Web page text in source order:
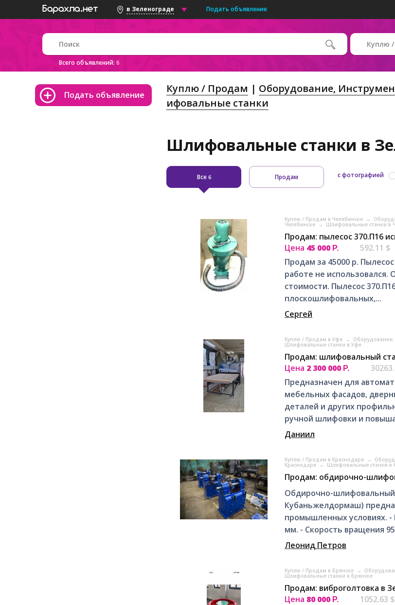
в Зеленограде Подать объявление
Всего объявлений: 6
Куплю
Подать объявление Куплю / Продам Оборудование,
ифовальные станки
Шлифовальные станки в
Все 6 Продам с фотографией
Куплю / Продам в Челябинске →
Челябинске → Шлифовальные станки в
Продам: пылесос 370.П16
Цена 45 000 Р. 592.11 $
Продам за 45000 р.
работе не использовался.
стоимости. Пылесос
плоскошлифовальных,...
Сергей
Куплю / Продам в Уфе →
Шлифовальные станки в Уфе
Продам: шлифовальный
Цена 2 300 000 Р.
Предназначен для
мебельных фасадов,
деталей и других
ручной шлифовки и
Даниил
Куплю / Продам в Краснодаре →
Краснодаре → Шлифовальные станки в
Продам: обдирочно-
Обдирочно-шлифовальный
Кубаньжелдормаш)
промышленных условиях. -
мм. - Скорость вращения
Леонид Петров
Куплю / Продам в Брянске →
Шлифовальные станки в Брянске
Продам: виброголтовка в
Цена 80 000 Р. 1052.63 $